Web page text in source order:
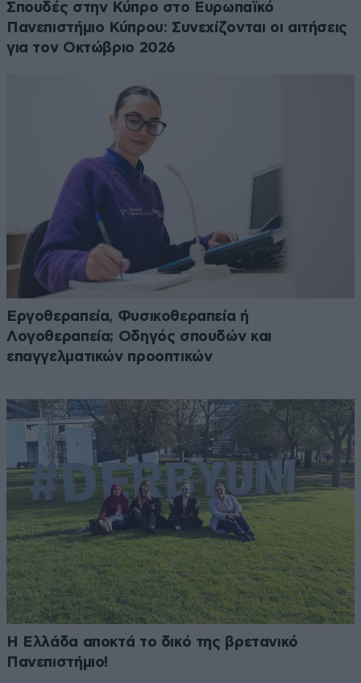
Σπουδές στην Κύπρο στο Ευρωπαϊκό
Πανεπιστήμιο Κύπρου: Συνεχίζονται οι αιτήσεις
για τον Οκτώβριο 2026
Εργοθεραπεία, Φυσικοθεραπεία ή
Λογοθεραπεία; Οδηγός σπουδών και
επαγγελματικών προοπτικών
Η Ελλάδα αποκτά το δικό της βρετανικό
Πανεπιστήμιο!